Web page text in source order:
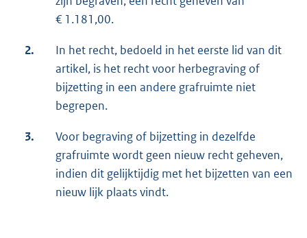
€ 1.181,00.
2.
In het recht, bedoeld in het eerste lid van dit
artikel, is het recht voor herbegraving of
bijzetting in een andere grafruimte niet
begrepen.
3.
Voor begraving of bijzetting in dezelfde
grafruimte wordt geen nieuw recht geheven,
indien dit gelijktijdig met het bijzetten van een
nieuw lijk plaats vindt.